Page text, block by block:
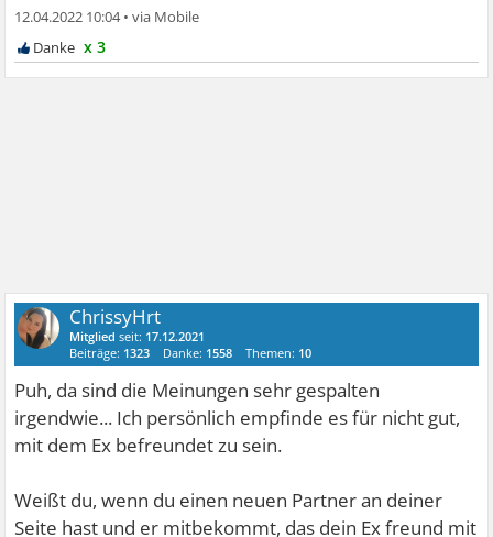
12.04.2022 10:04•
x 3
ChrissyHrt
Mitglied seit: 17.12.2021
Beiträge: 1323 Danke: 1558 Themen: 10
Puh, da sind die Meinungen sehr gespalten
irgendwie... Ich persönlich empfinde es für nicht gut,
mit dem Ex befreundet zu sein.
Weißt du, wenn du einen neuen Partner an deiner
Seite hast und er mitbekommt, das dein Ex freund mit